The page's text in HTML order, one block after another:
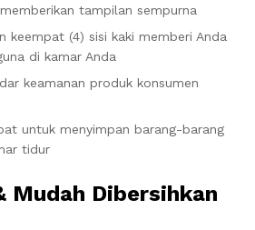
tampilan sempurna
keempat (4) sisi kaki memberi Anda
di kamar Anda
keamanan produk konsumen
untuk menyimpan barang-barang
tidur
Mudah Dibersihkan